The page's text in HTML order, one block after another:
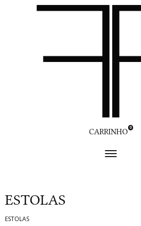
CARRINHO 0
ESTOLAS
ESTOLAS